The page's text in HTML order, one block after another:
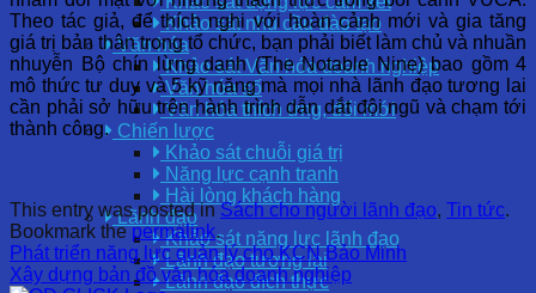
Khảo sát nhu cầu đào tạo
Văn hóa
Khảo sát Văn hóa doanh nghiệp
Văn hóa số
Văn hóa thích ứng, đổi mới
Chiến lược
Khảo sát chuỗi giá trị
Năng lực cạnh tranh
Hài lòng khách hàng
Lãnh đạo
Khảo sát năng lực lãnh đạo
Lãnh đạo tương lai
Lãnh đạo đích thực
Theo tác giả, để thích nghi với hoàn cảnh mới và gia tăng
giá trị bản thân trong tổ chức, bạn phải biết làm chủ và nhuần
nhuyễn Bộ chín lừng danh (The Notable Nine) bao gồm 4
mô thức tư duy và 5 kỹ năng mà mọi nhà lãnh đạo tương lai
cần phải sở hữu trên hành trình dẫn dắt đội ngũ và chạm tới
thành công.
This entry was posted inSách cho người lãnh đạo, Tin tức.
Bookmark thepermalink.
Phát triển năng lực quản lý cho KCN Bảo Minh
Xây dựng bản đồ văn hóa doanh nghiệp